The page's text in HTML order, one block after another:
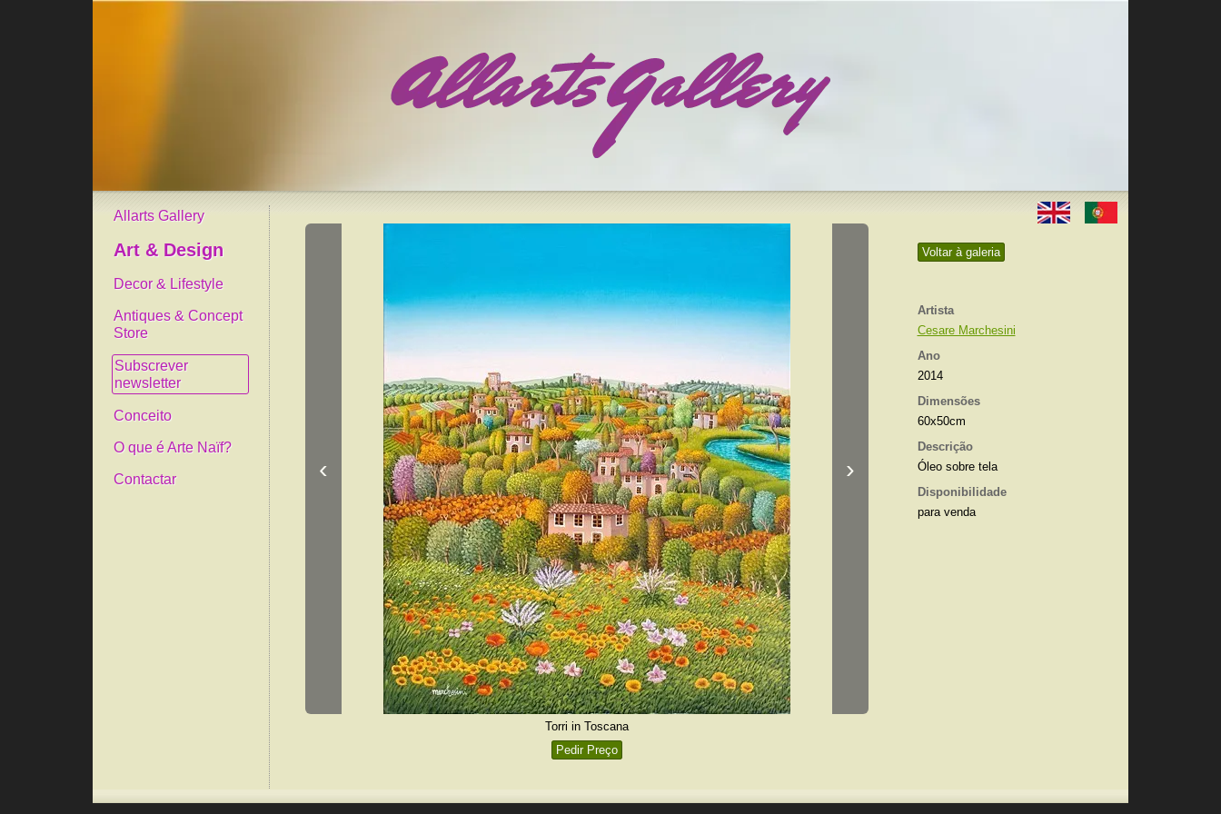
Allarts Gallery
Art & Design
Decor & Lifestyle
Antiques & Concept
Store
Subscrever
newsletter
Conceito
O que é Arte Naïf?
Contactar
Voltar à galeria
Artista
Cesare Marchesini
Ano
2014
Dimensões
60x50cm
Descrição
Óleo sobre tela
Disponibilidade
para venda
‹ ›
Torri in Toscana
Pedir Preço